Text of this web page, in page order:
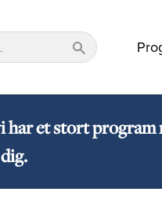
et stort program